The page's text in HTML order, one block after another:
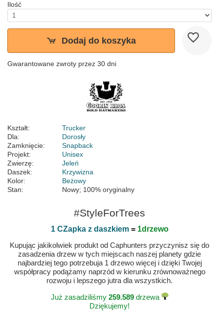
Ilość
Dodaj do koszyka
Gwarantowane zwroty przez 30 dni
Kształt:
Trucker
Dla:
Dorosły
Zamknięcie:
Snapback
Projekt:
Unisex
Zwierzę:
Jeleń
Daszek:
Krzywizna
Kolor:
Beżowy
Stan:
Nowy; 100% oryginalny
#StyleForTrees
1 CZapka z daszkiem= 1drzewo
Kupując jakikolwiek produkt od Caphunters przyczynisz się do
zasadzenia drzew w tych miejscach naszej planety gdzie
najbardziej tego potrzebuja 1 drzewo więcej i dzięki Twojej
współpracy podążamy naprzód w kierunku zrównoważnego
rozwoju i lepszego jutra dla wszystkich.
Już zasadziliśmy 259.589drzewa
Dziękujemy!